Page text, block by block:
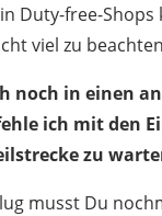
Duty-free-Shops
viel zu
noch in einen
ich mit den
zu
musst Du